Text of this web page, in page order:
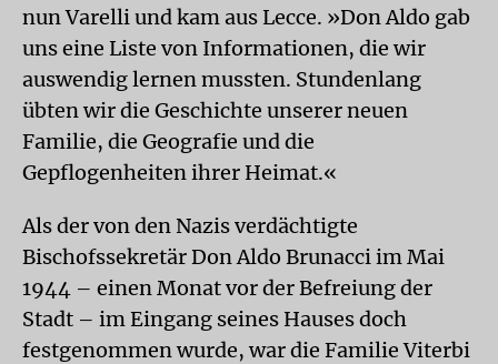
nun Varelli und kam aus Lecce. »Don Aldo gab
uns eine Liste von Informationen, die wir
auswendig lernen mussten. Stundenlang
übten wir die Geschichte unserer neuen
Familie, die Geografie und die
Gepflogenheiten ihrer Heimat.«
Als der von den Nazis verdächtigte
Bischofssekretär Don Aldo Brunacci im Mai
1944 – einen Monat vor der Befreiung der
Stadt – im Eingang seines Hauses doch
festgenommen wurde, war die Familie Viterbi